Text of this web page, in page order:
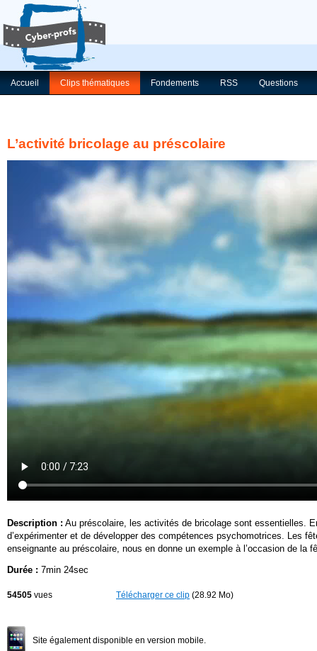
Accueil Clips thématiques Fondements RSS Questions
L’activité bricolage au préscolaire
Description : Au préscolaire, les activités de bricolage sont essentielles.
d’expérimenter et de développer des compétences psychomotrices. Les
enseignante au préscolaire, nous en donne un exemple à l’occasion de la
Durée : 7min 24sec
54505 vues Télécharger ce clip (28.92 Mo)
Site également disponible en version mobile.